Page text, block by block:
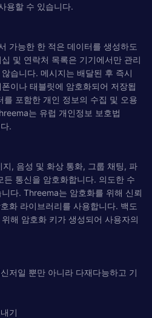
용할 수 있습니다.
가능한 한 적은 데이터를 생성하도
및 연락처 목록은 기기에서만 관리
습니다. 메시지는 배달된 후 즉시
이나 태블릿에 암호화되어 저장됩
를 포함한 개인 정보의 수집 및 오용
는 유럽 개인정보 보호법
.
, 음성 및 화상 통화, 그룹 채팅, 파
통신을 암호화합니다. 의도한 수
다. Threema는 암호화를 위해 신뢰
화 라이브러리를 사용합니다. 백도
해 암호화 키가 생성되어 사용자의
저일 뿐만 아니라 다재다능하고 기
기